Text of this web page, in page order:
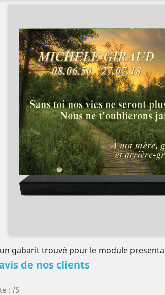
gabarit trouvé pour le module
de nos clients
: /5